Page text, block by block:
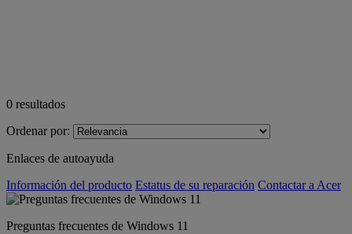
0 resultados
Ordenar por:
Enlaces de autoayuda
Información del producto Estatus de su reparación Contactar a Acer
Preguntas frecuentes de Windows 11